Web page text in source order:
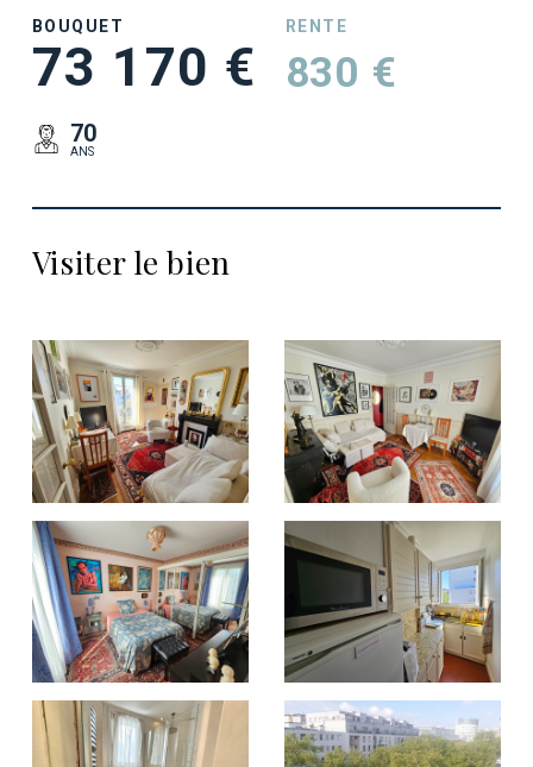
BOUQUET
73 170 €
RENTE
830 €
70
ANS
Visiter le bien